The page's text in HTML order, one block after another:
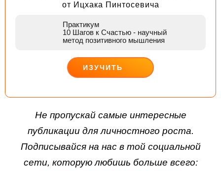
от Ицхака Пинтосевича
Практикум
10 Шагов к Счастью - научный
метод позитивного мышления
ИЗУЧИТЬ
Не пропускай самые интересные
публикации для личностного роста.
Подписывайся на нас в той социальной
сети, которую любишь больше всего: